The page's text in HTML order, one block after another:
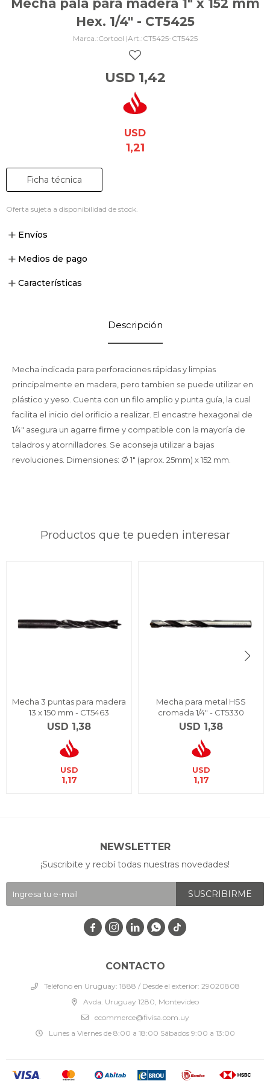
Mecha pala para madera 1" x 152 mm
Hex. 1/4" - CT5425
Cortool | CT5425-CT5425
USD 1,42
USD
1,21
Ficha técnica
Oferta sujeta a disponibilidad de stock.
Envíos
Medios de pago
Características
Descripción
Mecha indicada para perforaciones rápidas y limpias
principalmente en madera, pero tambien se puede utilizar en
plástico y yeso. Cuenta con un filo amplio y punta guía, la cual
facilita el inicio del orificio a realizar. El encastre hexagonal de
1/4" asegura un agarre firme y compatible con la mayoría de
taladros y atornilladores. Se aconseja utilizar a bajas
revoluciones. Dimensiones: Ø 1" (aprox. 25mm) x 152 mm.
Productos que te pueden interesar
Mecha 3 puntas para madera
13 x 150 mm - CT5463
USD 1,38
USD
1,17
Mecha para metal HSS
cromada 1/4" - CT5330
USD 1,38
USD
1,17
CONTACTO
Teléfono en Uruguay: 1888 / Desde el exterior: 29020808
Avda. Uruguay 1280, Montevideo
ecommerce@fivisa.com.uy
Lunes a Viernes de 8:00 a 18:00 Sábados 9:00 a 13:00
NEWSLETTER
¡Suscribite y recibí todas nuestras novedades!
SUSCRIBIRME
   